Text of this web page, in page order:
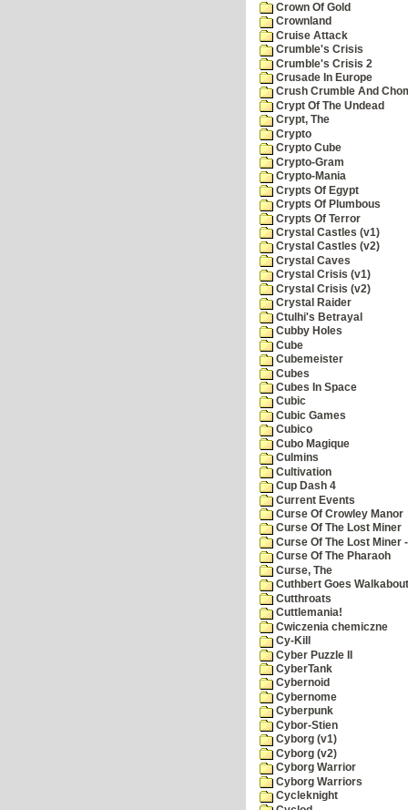
Crown Of Gold
Crownland
Cruise Attack
Crumble's Crisis
Crumble's Crisis 2
Crusade In Europe
Crush Crumble And
Crypt Of The Undead
Crypt, The
Crypto
Crypto Cube
Crypto-Gram
Crypto-Mania
Crypts Of Egypt
Crypts Of Plumbous
Crypts Of Terror
Crystal Castles (v1)
Crystal Castles (v2)
Crystal Caves
Crystal Crisis (v1)
Crystal Crisis (v2)
Crystal Raider
Ctulhi's Betrayal
Cubby Holes
Cube
Cubemeister
Cubes
Cubes In Space
Cubic
Cubic Games
Cubico
Cubo Magique
Culmins
Cultivation
Cup Dash 4
Current Events
Curse Of Crowley Manor
Curse Of The Lost Miner
Curse Of The Lost Miner
Curse Of The Pharaoh
Curse, The
Cuthbert Goes Walkabout
Cutthroats
Cuttlemania!
Cwiczenia chemiczne
Cy-Kill
Cyber Puzzle II
CyberTank
Cybernoid
Cybernome
Cyberpunk
Cybor-Stien
Cyborg (v1)
Cyborg (v2)
Cyborg Warrior
Cyborg Warriors
Cycleknight